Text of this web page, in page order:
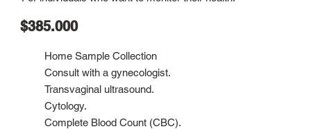
$385.000
Home Sample Collection
Consult with a gynecologist.
Transvaginal ultrasound.
Cytology.
Complete Blood Count (CBC).